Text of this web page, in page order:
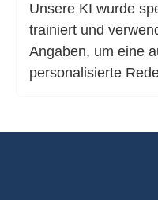
Unsere KI wurde
trainiert und
Angaben, um eine
personalisierte